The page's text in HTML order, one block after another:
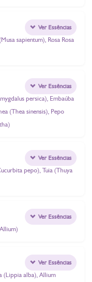
sapientum), Rosa Rosa
Ver Essências
persica), Embaúba
(Thea sinensis), Pepo
Ver Essências
pepo), Tuia (Thuya
Ver Essências
Ver Essências
(Lippia alba), Allium
Ver Essências